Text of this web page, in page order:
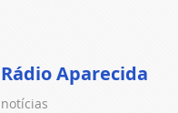
Rádio Aparecida
notícias